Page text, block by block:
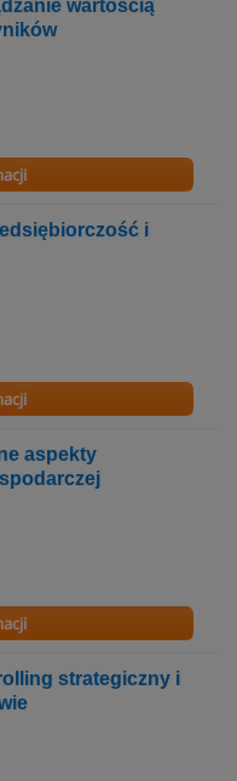
wartością
i
aspekty
strategiczny i